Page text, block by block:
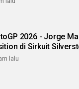
2026 - Jorge
position di Sirkuit
lalu